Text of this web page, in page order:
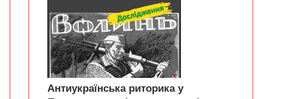
Антиукраїнська риторика у